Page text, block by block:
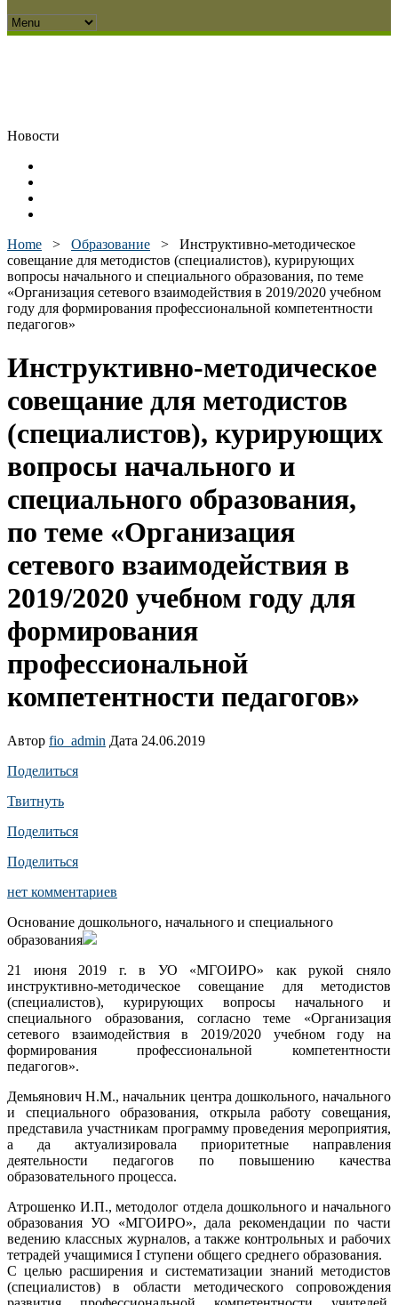
Новости
Home > Образование > Инструктивно-методическое
совещание для методистов (специалистов), курирующих
вопросы начального и специального образования, по теме
«Организация сетевого взаимодействия в 2019/2020 учебном
году для формирования профессиональной компетентности
педагогов»
Инструктивно-методическое
совещание для методистов
(специалистов), курирующих
вопросы начального и
специального образования,
по теме «Организация
сетевого взаимодействия в
2019/2020 учебном году для
формирования
профессиональной
компетентности педагогов»
Автор fio_admin Дата 24.06.2019
Поделиться
Твитнуть
Поделиться
Поделиться
нет комментариев
Основание дошкольного, начального и специального
образования
21 июня 2019 г. в УО «МГОИРО» как рукой сняло
инструктивно-методическое совещание для методистов
(специалистов), курирующих вопросы начального и
специального образования, согласно теме «Организация
сетевого взаимодействия в 2019/2020 учебном году на
формирования профессиональной компетентности
педагогов».
Демьянович Н.М., начальник центра дошкольного, начального
и специального образования, открыла работу совещания,
представила участникам программу проведения мероприятия,
а да актуализировала приоритетные направления
деятельности педагогов по повышению качества
образовательного процесса.
Атрошенко И.П., методолог отдела дошкольного и начального
образования УО «МГОИРО», дала рекомендации по части
ведению классных журналов, а также контрольных и рабочих
тетрадей учащимися I cтупени общего среднего образования.
С целью расширения и систематизации знаний методистов
(специалистов) в области методического сопровождения